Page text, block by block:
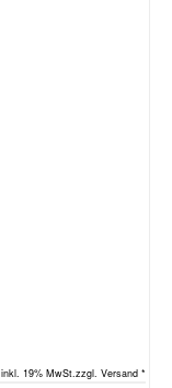
inkl. 19% MwSt.zzgl. Versand *